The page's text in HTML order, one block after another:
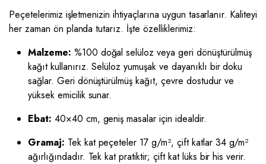
Peçetelerimiz işletmenizin ihtiyaçlarına uygun tasarlanır. Kaliteyi
her zaman ön planda tutarız. İşte özelliklerimiz:
Malzeme: %100 doğal selüloz veya geri dönüştürülmüş
kağıt kullanırız. Selüloz yumuşak ve dayanıklı bir doku
sağlar. Geri dönüştürülmüş kağıt, çevre dostudur ve
yüksek emicilik sunar.
Ebat: 40×40 cm, geniş masalar için idealdir.
Gramaj: Tek kat peçeteler 17 g/m², çift katlar 34 g/m²
ağırlığındadır. Tek kat pratiktir; çift kat lüks bir his verir.